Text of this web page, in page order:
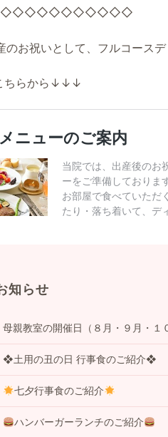
のお祝いとして、フルコースデ
ちらから↓↓↓
知らせ
母親教室の開催日（８月・９月・１
❖土用の丑の日 行事食のご紹介❖
七夕行事食のご紹介
ハンバーガーランチのご紹介